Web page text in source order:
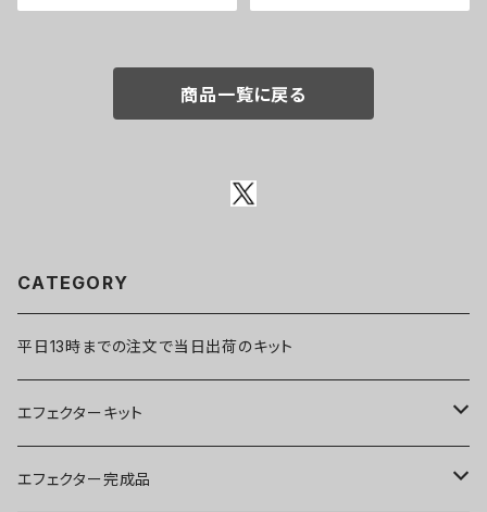
商品一覧に戻る
CATEGORY
平日13時までの注文で当日出荷のキット
エフェクターキット
ブースター
エフェクター完成品